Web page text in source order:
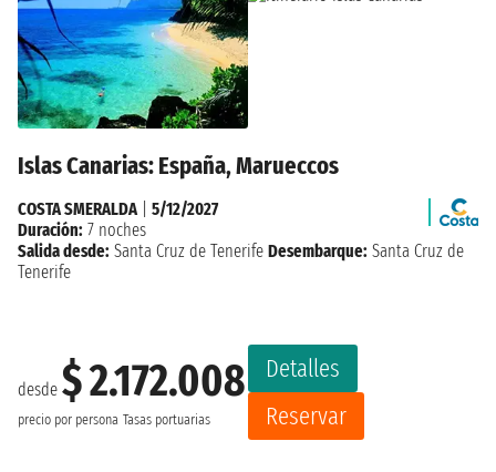
Islas Canarias: España, Marueccos
desde $ 2.172.008
precio por persona Tasas portuarias
Detalles
Reservar
COSTA SMERALDA| 5/12/2027
Duración: 7 noches
Salida desde: Santa Cruz de Tenerife Desembarque: Santa Cruz de
Tenerife